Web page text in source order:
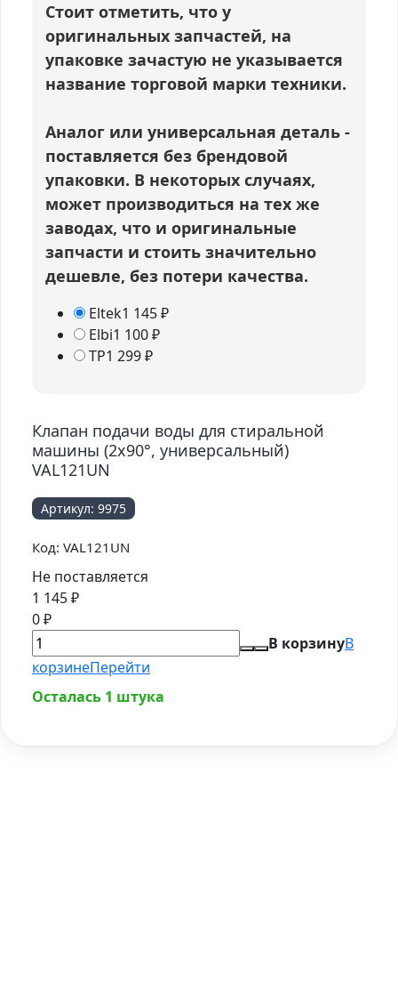
Стоит отметить, что у
оригинальных запчастей, на
упаковке зачастую не указывается
название торговой марки техники.
Аналог или универсальная деталь -
поставляется без брендовой
упаковки. В некоторых случаях,
может производиться на тех же
заводах, что и оригинальные
запчасти и стоить значительно
дешевле, без потери качества.
Eltek1 145₽
Elbi1 100₽
TP1 299₽
Клапан подачи воды для стиральной
машины (2x90°, универсальный)
VAL121UN
Артикул: 9975
Код: VAL121UN
Не поставляется
1 145₽
0₽
В корзинуВ
корзинеПерейти
Осталась 1 штука